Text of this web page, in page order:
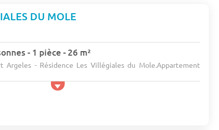
DU MOLE
- 1 pièce - 26 m²
Argeles - Résidence Les Villégiales du Mole.Appartement